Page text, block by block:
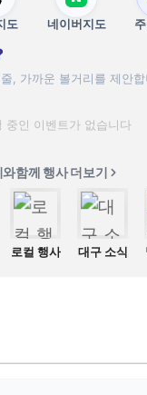
도 네이버지도
, 가까운 볼거리를 제안
중인 이벤트가 없습니다
함께 행사 더보기
로컬 행사 대구 소식